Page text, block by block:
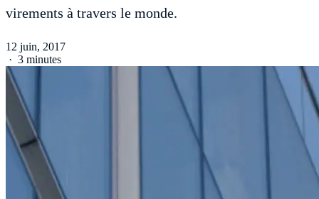
virements à travers le monde.
12 juin, 2017
· 3 minutes